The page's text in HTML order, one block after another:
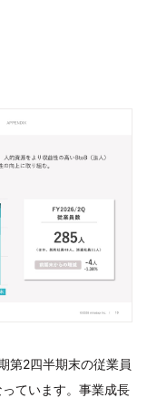
第2四半期末の従業員
ています。事業成長